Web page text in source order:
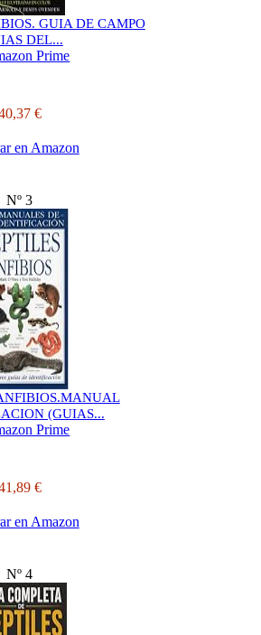
GUIA DE CAMPO
DEL...
€
en Amazon
Nº 3
(GUIAS...
€
en Amazon
Nº 4